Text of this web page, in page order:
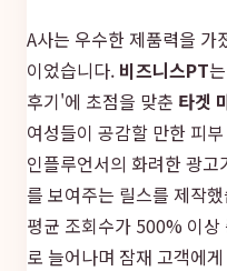
A사는 우수한 제품력을 가
이었습니다. 비즈니스PT
후기'에 초점을 맞춘 타겟
여성들이 공감할 만한 피
인플루언서의 화려한 광
를 보여주는 릴스를 제작
평균 조회수가 500% 이
로 늘어나며 잠재 고객에